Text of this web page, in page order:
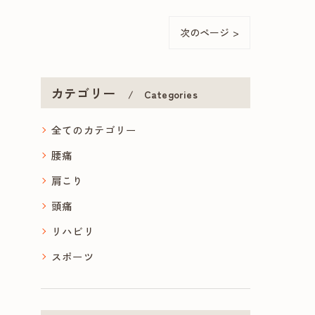
次のページ >
カテゴリー Categories
全てのカテゴリー
腰痛
肩こり
頭痛
リハビリ
スポーツ